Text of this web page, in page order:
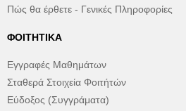
Πώς θα έρθετε - Γενικές Πληροφορίες
ΦΟΙΤΗΤΙΚΆ
Εγγραφές Μαθημάτων
Σταθερά Στοιχεία Φοιτήτών
Εύδοξος (Συγγράματα)